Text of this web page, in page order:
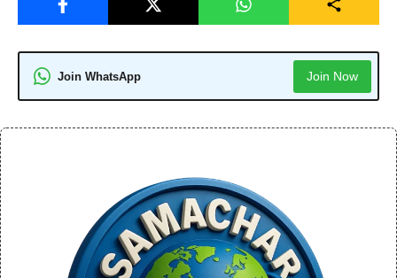
Join WhatsApp Join Now